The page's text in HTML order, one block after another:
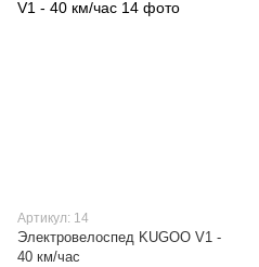
Артикул: 14
Электровелоспед KUGOO V1 -
40 км/час